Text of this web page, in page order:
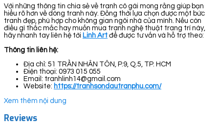
Với những thông tin chia sẻ về tranh cô gái mong rằng giúp bạn
hiểu rõ hơn về dòng tranh này. Đồng thời lựa chọn được một bức
tranh đẹp, phù hợp cho không gian ngôi nhà của mình. Nếu còn
điều gì thắc mắc hay muốn mua tranh nghệ thuật trang trí này,
hãy nhanh tay liên hệ tới Linh Art để được tư vấn và hỗ trợ theo:
Thông tin liên hệ:
Địa chỉ: 51 TRẦN NHÂN TÔN, P.9, Q.5, TP. HCM
Điện thoại: 0973 015 055
Email: tranhlinh14@gmail.com
Website: https://tranhsondautranphu.com/
Xem thêm nội dung
Reviews